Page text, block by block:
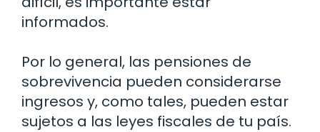
informados.
Por lo general, las pensiones de
sobrevivencia pueden considerarse
ingresos y, como tales, pueden estar
sujetos a las leyes fiscales de tu país.